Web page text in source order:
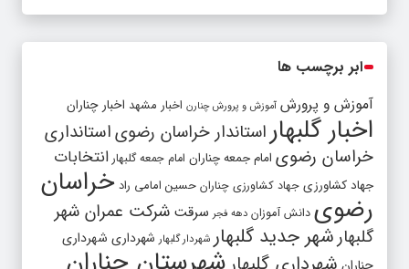
ابر برچسب ها
آموزش و پرورش آموزش و پرورش چنارن اخبار مشهد اخبار چناران
اخبار گلبهار استاندار خراسان رضویاستانداری
خراسان رضوی امام جمعه چناران امام جمعه گلبهار انتخابات
جهاد کشاورزی جهاد کشاورزی چناران حسین امامی راد خراسان
رضوی دانش آموزان دهه فجر سرقت شرکت عمران شهر
گلبهارشهر جدید گلبهار شهردار گلبهار شهرداری شهرداری